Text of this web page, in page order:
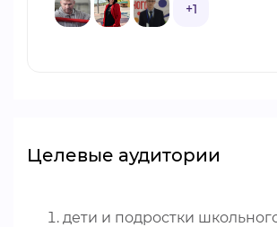
+1
Целевые аудитории
дети и подростки